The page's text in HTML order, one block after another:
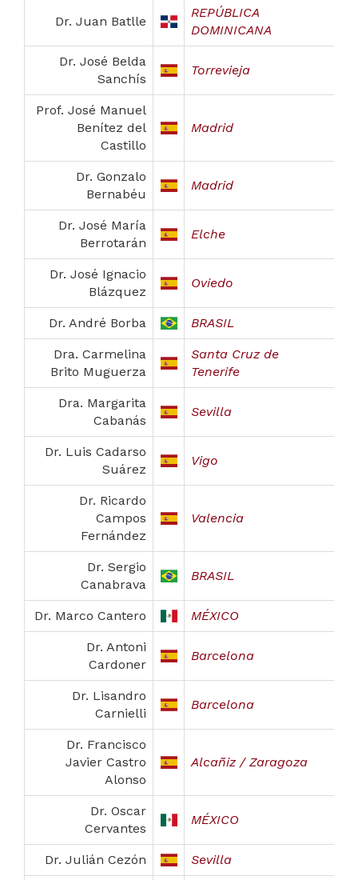
Dr. Juan Batlle
REPÚBLICA
DOMINICANA
Dr. José Belda
Sanchís
Torrevieja
Prof. José Manuel
Benítez del
Castillo
Madrid
Dr. Gonzalo
Bernabéu
Madrid
Dr. José María
Berrotarán
Elche
Dr. José Ignacio
Blázquez
Oviedo
Dr. André Borba BRASIL
Dra. Carmelina
Brito Muguerza
Santa Cruz de
Tenerife
Dra. Margarita
Cabanás
Sevilla
Dr. Luis Cadarso
Suárez
Vigo
Dr. Ricardo
Campos
Fernández
Valencia
Dr. Sergio
Canabrava
BRASIL
Dr. Marco Cantero MÉXICO
Dr. Antoni
Cardoner
Barcelona
Dr. Lisandro
Carnielli
Barcelona
Dr. Francisco
Javier Castro
Alonso
Alcañiz / Zaragoza
Dr. Oscar
Cervantes
MÉXICO
Dr. Julián Cezón Sevilla